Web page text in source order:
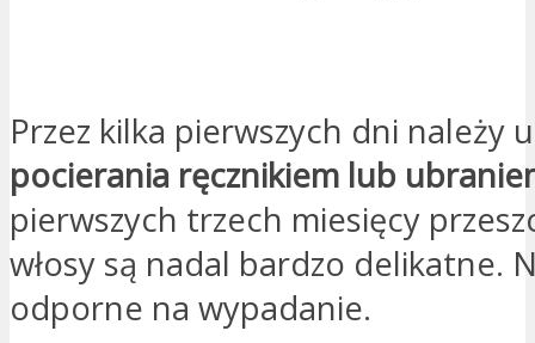
Przez kilka pierwszych dni należy
pocierania ręcznikiem lub
pierwszych trzech miesięcy
włosy są nadal bardzo delikatne.
odporne na wypadanie.